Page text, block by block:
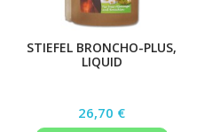
STIEFEL BRONCHO-PLUS,
LIQUID
Preis
26,70 €